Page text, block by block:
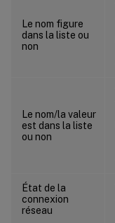
Le nom figure
dans la liste ou
non
Le nom/la valeur
est dans la liste
ou non
État de la
connexion
réseau